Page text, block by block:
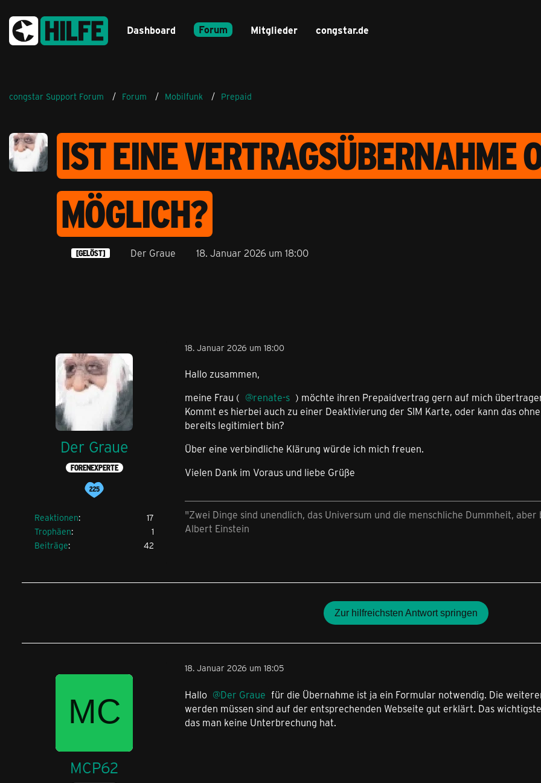
Dashboard Forum Mitglieder congstar.de
congstar Support Forum Forum Mobilfunk Prepaid
IST EINE VERTRAGSÜBERNAHME
MÖGLICH?
[GELÖST] Der Graue 18. Januar 2026 um 18:00
Der Graue
FORENEXPERTE
Reaktionen
17
Trophäen
1
Beiträge
42
18. Januar 2026 um 18:00
Hallo zusammen,
meine Frau (
renate-s ) möchte ihren Prepaidvertrag gern auf mich
Kommt es hierbei auch zu einer Deaktivierung der SIM Karte, oder kann das
bereits legitimiert bin?
Über eine verbindliche Klärung würde ich mich freuen.
Vielen Dank im Voraus und liebe Grüße
"Zwei Dinge sind unendlich, das Universum und die menschliche Dummheit,
Albert Einstein
Zur hilfreichsten Antwort springen
MCP62
18. Januar 2026 um 18:05
Hallo Der Graue für die Übernahme ist ja ein Formular notwendig. Die
werden müssen sind auf der entsprechenden Webseite gut erklärt. Das
das man keine Unterbrechung hat.